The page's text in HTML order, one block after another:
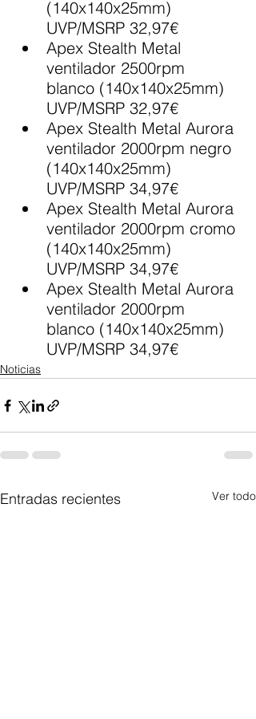
(140x140x25mm)
UVP/MSRP 32,97€
Apex Stealth Metal
ventilador 2500rpm
blanco (140x140x25mm)
UVP/MSRP 32,97€
Apex Stealth Metal Aurora
ventilador 2000rpm negro
(140x140x25mm)
UVP/MSRP 34,97€
Apex Stealth Metal Aurora
ventilador 2000rpm cromo
(140x140x25mm)
UVP/MSRP 34,97€
Apex Stealth Metal Aurora
ventilador 2000rpm
blanco (140x140x25mm)
UVP/MSRP 34,97€
Noticias
Entradas recientes Ver todo